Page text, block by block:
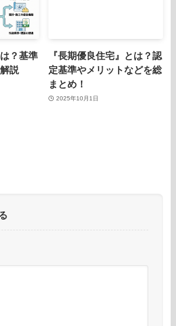
？基準
説
『長期優良住宅』とは？認
定基準やメリットなどを総
まとめ！
2025年10月1日